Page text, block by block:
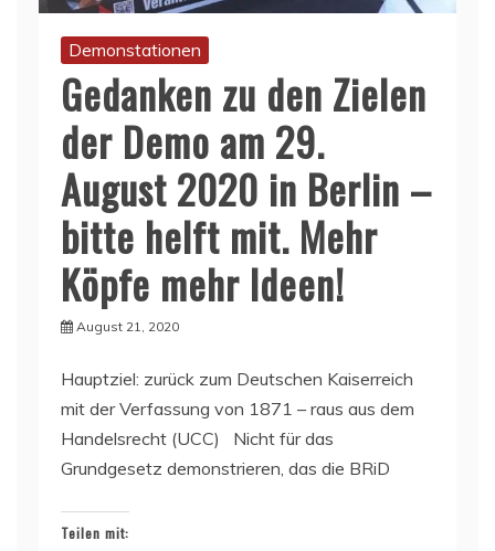
Demonstationen
Gedanken zu den Zielen
der Demo am 29.
August 2020 in Berlin –
bitte helft mit. Mehr
Köpfe mehr Ideen!
August 21, 2020
Hauptziel: zurück zum Deutschen Kaiserreich
mit der Verfassung von 1871 – raus aus dem
Handelsrecht (UCC) Nicht für das
Grundgesetz demonstrieren, das die BRiD
Teilen mit: